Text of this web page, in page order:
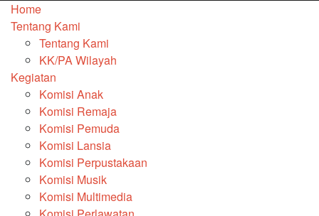
Home
Tentang Kami
Tentang Kami
KK/PA Wilayah
Kegiatan
Komisi Anak
Komisi Remaja
Komisi Pemuda
Komisi Lansia
Komisi Perpustakaan
Komisi Musik
Komisi Multimedia